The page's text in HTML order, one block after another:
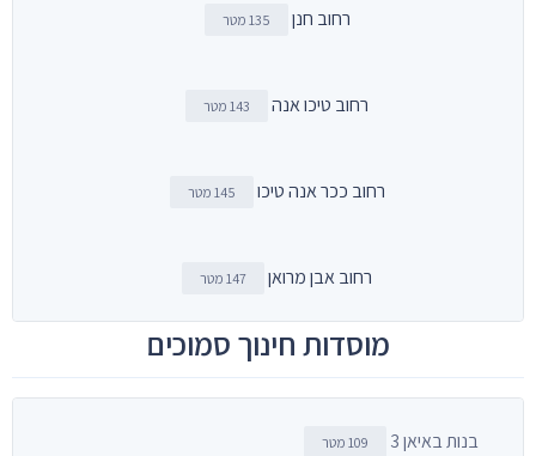
רחוב חנן 135 מטר
רחוב טיכו אנה 143 מטר
רחוב ככר אנה טיכו 145 מטר
רחוב אבן מרואן 147 מטר
מוסדות חינוך סמוכים
בנות באיאן 3 109 מטר